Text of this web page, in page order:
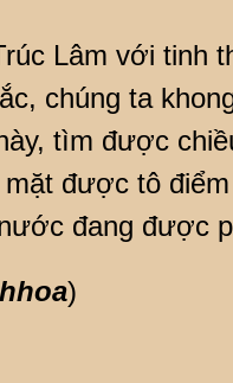
Lâm với tinh
chúng ta
tìm được
được tô
đang được
)